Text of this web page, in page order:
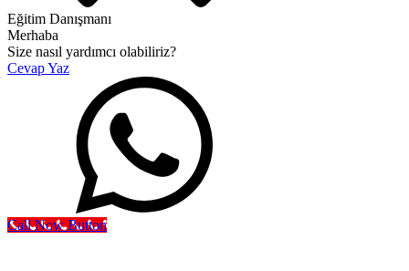
Eğitim Danışmanı
Merhaba
Size nasıl yardımcı olabiliriz?
Cevap Yaz
Call Now Button